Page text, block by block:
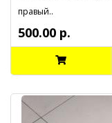
правый..
500.00 р.